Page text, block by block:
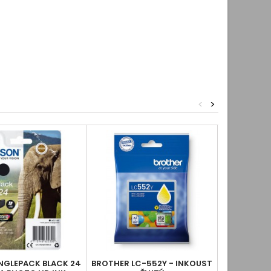
>
<
BLACK 24
BROTHER LC-552Y - INKOUST